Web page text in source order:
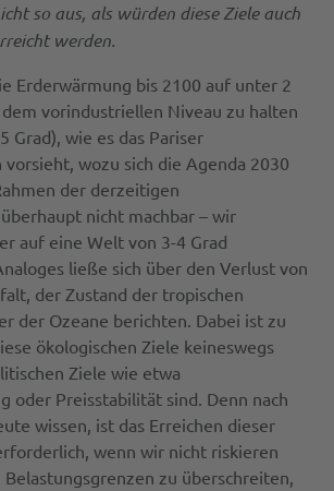
so aus, als würden diese Ziele auch
werden.
Erderwärmung bis 2100 auf unter 2
vorindustriellen Niveau zu halten
Grad), wie es das Pariser
wozu sich die Agenda 2030
der derzeitigen
nicht machbar – wir
auf eine Welt von 3-4 Grad
ließe sich über den Verlust von
der Zustand der tropischen
der Ozeane berichten. Dabei ist zu
ökologischen Ziele keineswegs
Ziele wie etwa
oder Preisstabilität sind. Denn nach
wissen, ist das Erreichen dieser
wenn wir nicht riskieren
zu überschreiten,